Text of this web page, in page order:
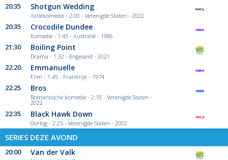
20:35 Shotgun Wedding
Actiekomedie - 2:00 - Verenigde Staten - 2022
20:35 Crocodile Dundee
Komedie - 1:45 - Australië - 1986
21:30 Boiling Point
Drama - 1:32 - Engeland - 2021
22:20 Emmanuelle
Film - 1:45 - Frankrijk - 1974
22:25 Bros
Romantische komedie - 2:10 - Verenigde Staten -
2022
22:35 Black Hawk Down
Oorlog - 2:25 - Verenigde Staten - 2002
SERIES DEZE AVOND
20:00 Van der Valk